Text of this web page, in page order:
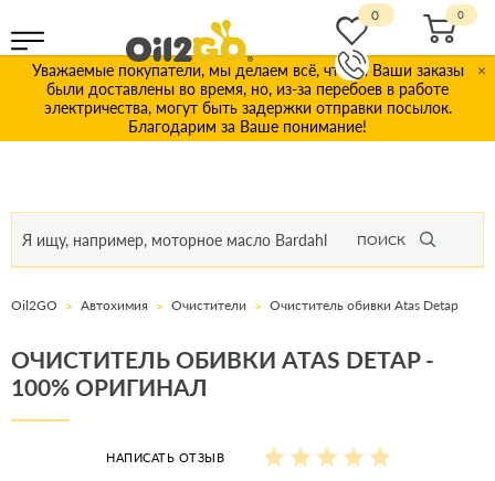
Уважаемые покупатели, мы делаем всё, чтобы Ваши заказы
были доставлены во время, но, из-за перебоев в работе
электричества, могут быть задержки отправки посылок.
Благодарим за Ваше понимание!
×
ПОИСК
0
Oil2GO Автохимия Очистители Очиститель обивки Atas Detap
ОЧИСТИТЕЛЬ ОБИВКИ ATAS DETAP -
100% ОРИГИНАЛ
НАПИСАТЬ ОТЗЫВ